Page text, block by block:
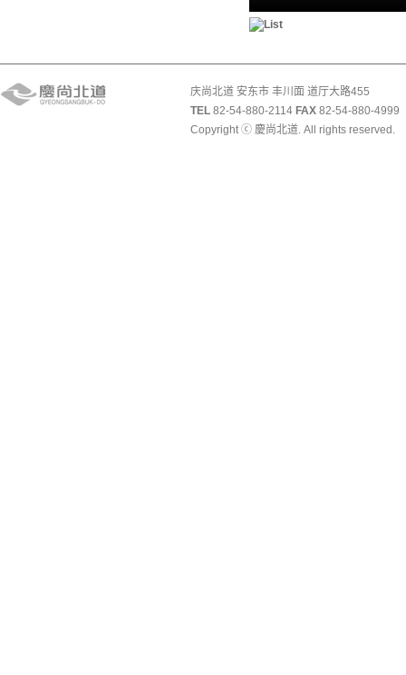
庆尚北道 安东市 丰川面 道厅大路455
TEL 82-54-880-2114 FAX 82-54-880-4999
Copyright ⓒ 慶尚北道. All rights reserved.